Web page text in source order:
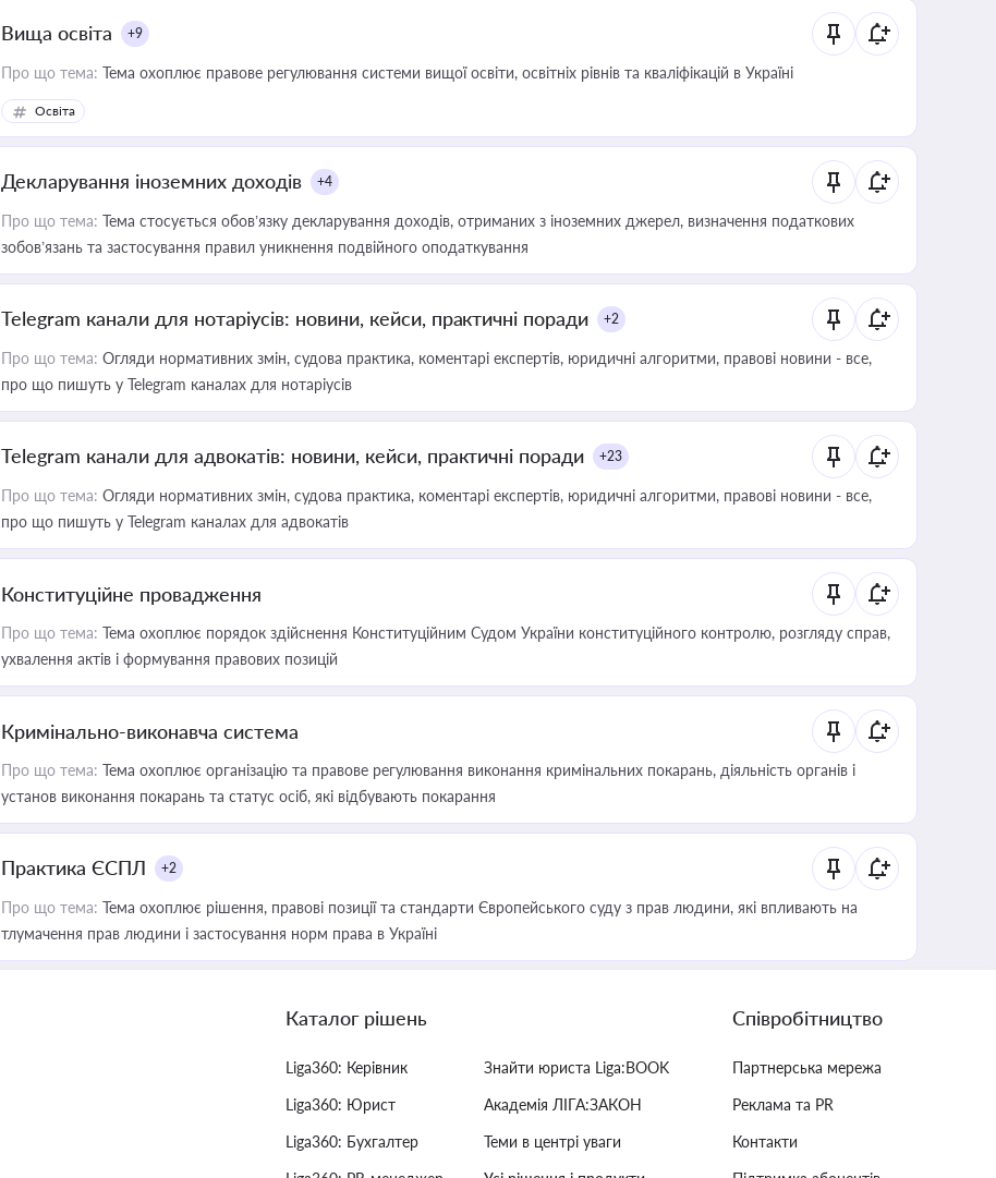
Вища освіта +9
Про що тема: Тема охоплює правове регулювання системи вищої освіти, освітніх рівнів та кваліфікацій в Україні
Освіта
Декларування іноземних доходів +4
Про що тема: Тема стосується обов’язку декларування доходів, отриманих з іноземних джерел, визначення податкових
зобов’язань та застосування правил уникнення подвійного оподаткування
Telegram канали для нотаріусів: новини, кейси, практичні поради +2
Про що тема: Огляди нормативних змін, судова практика, коментарі експертів, юридичні алгоритми, правові новини - все,
про що пишуть у Telegram каналах для нотаріусів
Telegram канали для адвокатів: новини, кейси, практичні поради +23
Про що тема: Огляди нормативних змін, судова практика, коментарі експертів, юридичні алгоритми, правові новини - все,
про що пишуть у Telegram каналах для адвокатів
Конституційне провадження
Про що тема: Тема охоплює порядок здійснення Конституційним Судом України конституційного контролю, розгляду справ,
ухвалення актів і формування правових позицій
Кримінально-виконавча система
Про що тема: Тема охоплює організацію та правове регулювання виконання кримінальних покарань, діяльність органів і
установ виконання покарань та статус осіб, які відбувають покарання
Практика ЄСПЛ +2
Про що тема: Тема охоплює рішення, правові позиції та стандарти Європейського суду з прав людини, які впливають на
тлумачення прав людини і застосування норм права в Україні
Каталог рішень
Liga360: Керівник
Liga360: Юрист
Liga360: Бухгалтер
Знайти юриста Liga:BOOK
Академія ЛІГА:ЗАКОН
Теми в центрі уваги
Співробітництво
Партнерська мережа
Реклама та PR
Контакти